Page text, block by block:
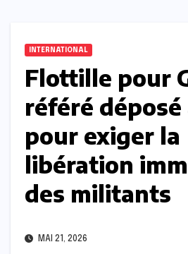
INTERNATIONAL
Flottille pour
référé déposé
pour exiger la
libération
des militants
MAI 21, 2026